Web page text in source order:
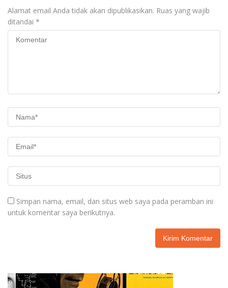
Alamat email Anda tidak akan dipublikasikan. Ruas yang wajib
ditandai *
Simpan nama, email, dan situs web saya pada peramban ini
untuk komentar saya berikutnya.